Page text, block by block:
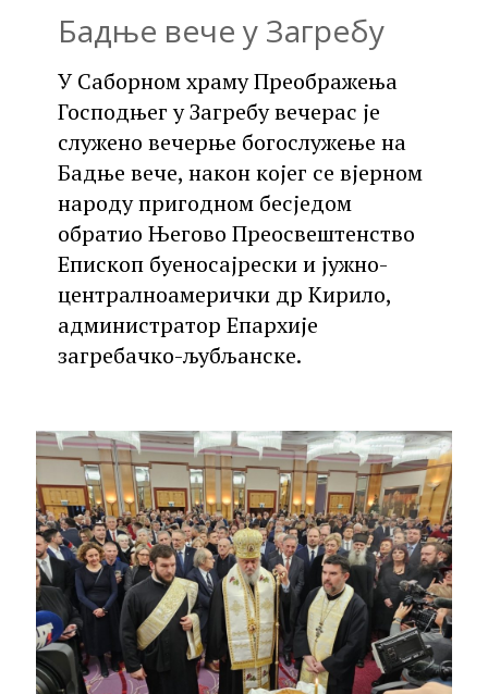
Бадње вече у Загребу
У Саборном храму Преображења
Господњег у Загребу вечерас је
служено вечерње богослужење на
Бадње вече, након којег се вјерном
народу пригодном бесједом
обратио Његово Преосвештенство
Епископ буеносајрески и јужно-
централноамерички др Кирило,
администратор Епархије
загребачко-љубљанске.